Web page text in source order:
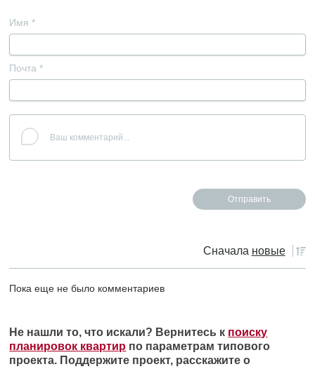
Имя *
Почта *
Сначала новые
Пока еще не было комментариев
Не нашли то, что искали? Вернитесь к поиску
планировок квартир по параметрам типового
проекта. Поддержите проект, расскажите о